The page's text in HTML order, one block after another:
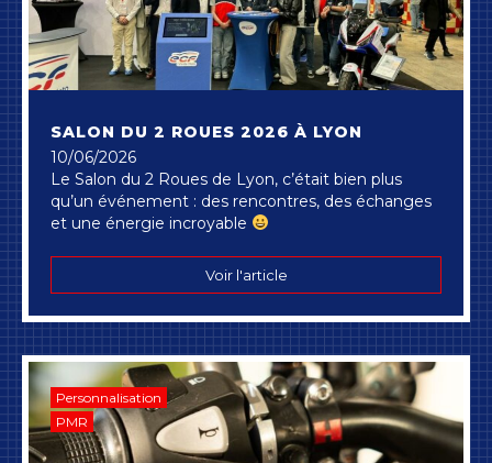
SALON DU 2 ROUES 2026 À LYON
10/06/2026
Le Salon du 2 Roues de Lyon, c’était bien plus
qu’un événement : des rencontres, des échanges
et une énergie incroyable
Voir l'article
Personnalisation
PMR